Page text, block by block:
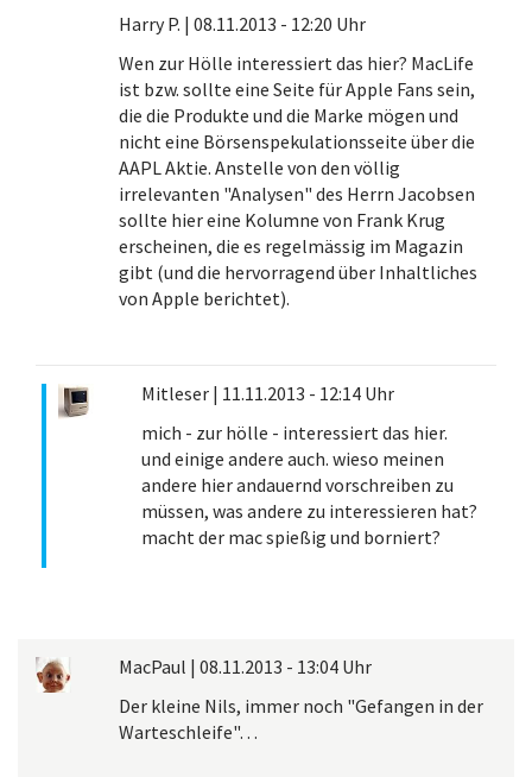
Harry P. | 08.11.2013 - 12:20 Uhr
Wen zur Hölle interessiert das hier? MacLife
ist bzw. sollte eine Seite für Apple Fans sein,
die die Produkte und die Marke mögen und
nicht eine Börsenspekulationsseite über die
AAPL Aktie. Anstelle von den völlig
irrelevanten "Analysen" des Herrn Jacobsen
sollte hier eine Kolumne von Frank Krug
erscheinen, die es regelmässig im Magazin
gibt (und die hervorragend über Inhaltliches
von Apple berichtet).
Mitleser | 11.11.2013 - 12:14 Uhr
mich - zur hölle - interessiert das hier.
und einige andere auch. wieso meinen
andere hier andauernd vorschreiben zu
müssen, was andere zu interessieren hat?
macht der mac spießig und borniert?
MacPaul | 08.11.2013 - 13:04 Uhr
Der kleine Nils, immer noch "Gefangen in der
Warteschleife"…